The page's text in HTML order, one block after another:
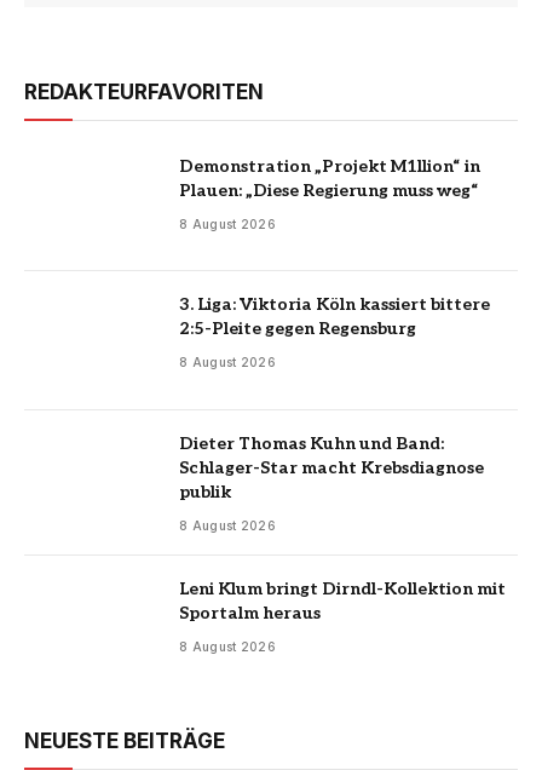
REDAKTEURFAVORITEN
Demonstration „Projekt M1llion“ in
Plauen: „Diese Regierung muss weg“
8 August 2026
3. Liga: Viktoria Köln kassiert bittere
2:5-Pleite gegen Regensburg
8 August 2026
Dieter Thomas Kuhn und Band:
Schlager-Star macht Krebsdiagnose
publik
8 August 2026
Leni Klum bringt Dirndl-Kollektion mit
Sportalm heraus
8 August 2026
NEUESTE BEITRÄGE